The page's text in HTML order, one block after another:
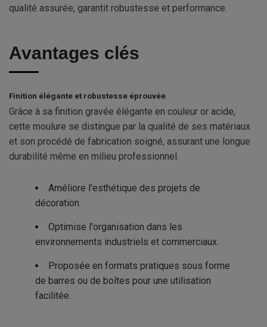
qualité assurée, garantit robustesse et performance.
Avantages clés
Finition élégante et robustesse éprouvée
Grâce à sa finition gravée élégante en couleur or acide,
cette moulure se distingue par la qualité de ses matériaux
et son procédé de fabrication soigné, assurant une longue
durabilité même en milieu professionnel.
Améliore l'esthétique des projets de
décoration.
Optimise l'organisation dans les
environnements industriels et commerciaux.
Proposée en formats pratiques sous forme
de barres ou de boîtes pour une utilisation
facilitée.